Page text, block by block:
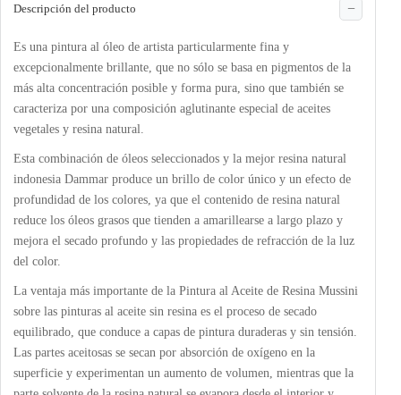
Descripción del producto
Es una pintura al óleo de artista particularmente fina y
excepcionalmente brillante, que no sólo se basa en pigmentos de la
más alta concentración posible y forma pura, sino que también se
caracteriza por una composición aglutinante especial de aceites
vegetales y resina natural.
Esta combinación de óleos seleccionados y la mejor resina natural
indonesia Dammar produce un brillo de color único y un efecto de
profundidad de los colores, ya que el contenido de resina natural
reduce los óleos grasos que tienden a amarillearse a largo plazo y
mejora el secado profundo y las propiedades de refracción de la luz
del color.
La ventaja más importante de la Pintura al Aceite de Resina Mussini
sobre las pinturas al aceite sin resina es el proceso de secado
equilibrado, que conduce a capas de pintura duraderas y sin tensión.
Las partes aceitosas se secan por absorción de oxígeno en la
superficie y experimentan un aumento de volumen, mientras que la